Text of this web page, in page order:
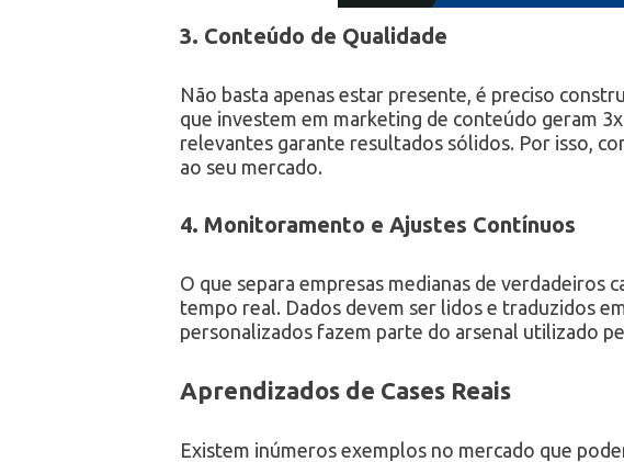
3. Conteúdo de Qualidade
Não basta apenas estar presente, é preciso
que investem em marketing de conteúdo geram
relevantes garante resultados sólidos. Por isso,
ao seu mercado.
4. Monitoramento e Ajustes Contínuos
O que separa empresas medianas de verdadeiros
tempo real. Dados devem ser lidos e traduzidos
personalizados fazem parte do arsenal utilizado
Aprendizados de Cases Reais
Existem inúmeros exemplos no mercado que